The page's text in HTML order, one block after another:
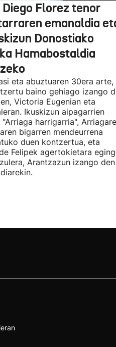
Florez tenor
emanaldia
Donostiako
Hamabostaldia
eta abuztuaren 30era arte,
baino gehiago izango
Victoria Eugenian eta
Ikuskizun aipagarrien
harrigarria",
bigarren mendeurrena
duen kontzertua, eta
Felipek agertokietara
Arantzazun izango den